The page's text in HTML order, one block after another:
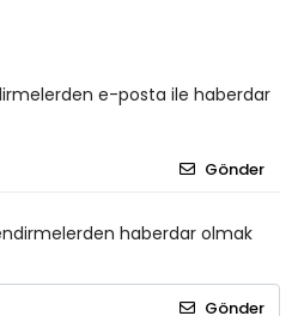
e-posta ile haberdar
Gönder
haberdar olmak
Gönder